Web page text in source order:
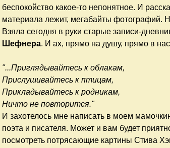
беспокойство какое-то непонятное. И
материала лежит, мегабайты фотографий.
Взяла сегодня в руки старые записи-
Шефнера. И ах, прямо на душу, прямо в
"...Приглядывайтесь к облакам,
Прислушивайтесь к птицам,
Прикладывайтесь к родникам,
Ничто не повторится."
И захотелось мне написать в моем
поэта и писателя. Может и вам будет
посмотреть потрясающие картины Стива